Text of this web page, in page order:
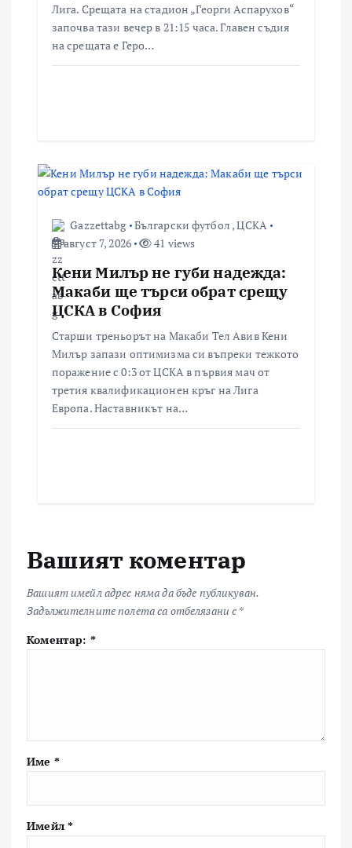
Лига. Срещата на стадион „Георги Аспарухов“
започва тази вечер в 21:15 часа. Главен съдия
на срещата е Геро…
Gazzettabg Български футбол ,ЦСКА
август 7, 2026
41 views
Кени Милър не губи надежда:
Макаби ще търси обрат срещу
ЦСКА в София
Старши треньорът на Макаби Тел Авив Кени
Милър запази оптимизма си въпреки тежкото
поражение с 0:3 от ЦСКА в първия мач от
третия квалификационен кръг на Лига
Европа. Наставникът на…
Вашият коментар
Вашият имейл адрес няма да бъде публикуван.
Задължителните полета са отбелязани с *
Коментар: *
Име *
Имейл *